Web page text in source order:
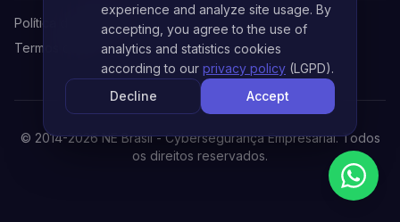
Política de Privacidade
Termos de Uso
© 2014-2026NE Brasil - Cybersegurança Empresarial. Todos
os direitos reservados.
experience and analyze site usage. By
accepting, you agree to the use of
analytics and statistics cookies
according to our privacy policy (LGPD).
Decline
Accept